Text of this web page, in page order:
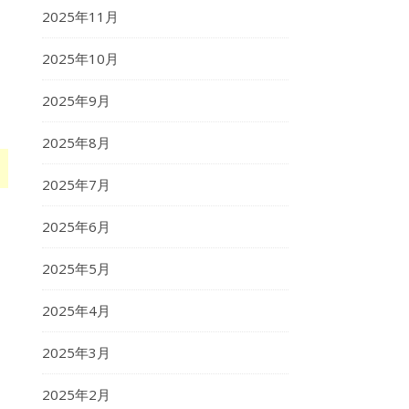
2025年11月
2025年10月
2025年9月
2025年8月
2025年7月
2025年6月
2025年5月
2025年4月
2025年3月
2025年2月